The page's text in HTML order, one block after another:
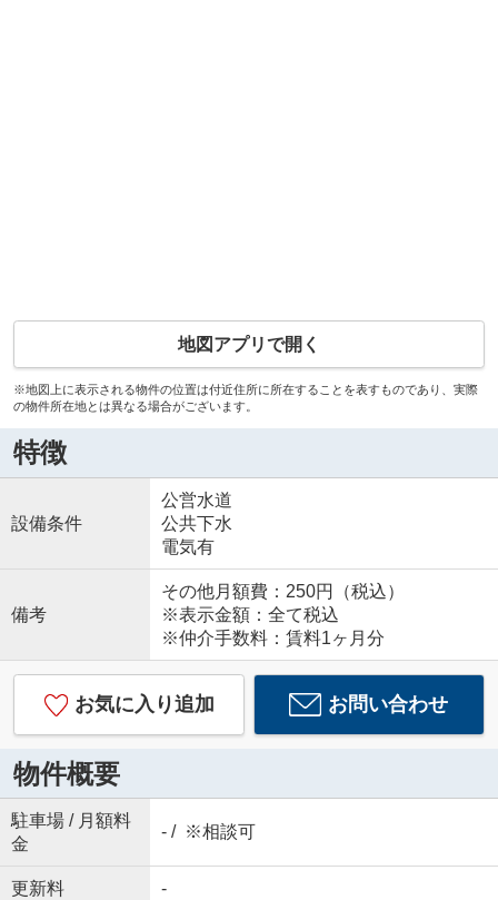
地図アプリで開く
※地図上に表示される物件の位置は付近住所に所在することを表すものであり、実際
の物件所在地とは異なる場合がございます。
特徴
設備条件
公営水道
公共下水
電気有
備考
その他月額費：250円（税込）
※表示金額：全て税込
※仲介手数料：賃料1ヶ月分
お気に入り追加 お問い合わせ
物件概要
駐車場 / 月額料
金
- / ※相談可
更新料 -